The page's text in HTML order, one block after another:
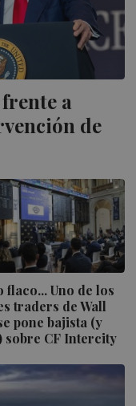
a
de
flaco... Uno de los
traders de Wall
pone bajista (y
sobre CF Intercity